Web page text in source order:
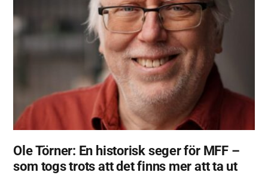
Ole Törner: En historisk seger för MFF –
som togs trots att det finns mer att ta ut